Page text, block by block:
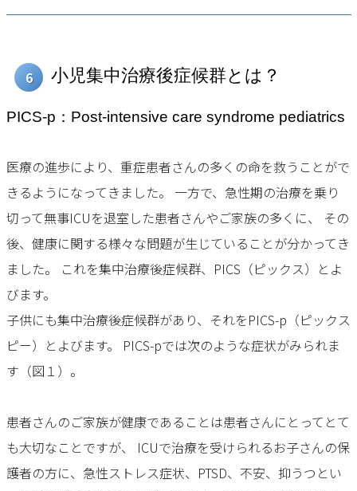
6 小児集中治療後症候群とは？
PICS-p：Post-intensive care syndrome pediatrics
医療の進歩により、重症患者さんの多くの命を救うことがで
きるようになってきました。 一方で、急性期の治療を乗り
切って無事ICUを退室した患者さんやご家族の多くに、 その
後、健康に関する様々な問題が生じていることが分かってき
ました。 これを集中治療後症候群、PICS（ピックス）とよ
びます。
子供にも集中治療後症候群があり、それをPICS-p（ピックス
ピー）とよびます。 PICS-pでは次のような症状がみられま
す（図１）。
患者さんのご家族が健康であることは患者さんにとってとて
も大切なことですが、 ICUで治療を受けられるお子さんの保
護者の方に、急性ストレス症状、PTSD、不安、抑うつとい